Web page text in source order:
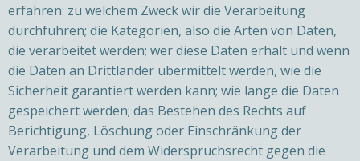
erfahren: zu welchem Zweck wir die Verarbeitung
durchführen; die Kategorien, also die Arten von Daten,
die verarbeitet werden; wer diese Daten erhält und wenn
die Daten an Drittländer übermittelt werden, wie die
Sicherheit garantiert werden kann; wie lange die Daten
gespeichert werden; das Bestehen des Rechts auf
Berichtigung, Löschung oder Einschränkung der
Verarbeitung und dem Widerspruchsrecht gegen die